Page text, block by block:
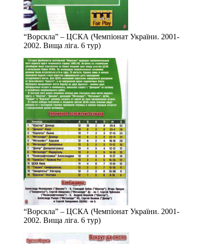
“Ворскла” – ЦСКА (Чемпіонат України. 2001-
2002. Вища ліга. 6 тур)
“Ворскла” – ЦСКА (Чемпіонат України. 2001-
2002. Вища ліга. 6 тур)